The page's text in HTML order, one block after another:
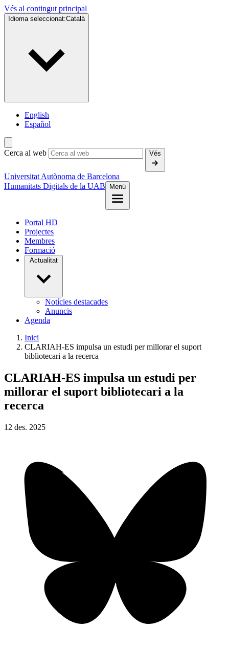
Vés al contingut principal
Idioma seleccionat:Català
English
Español
Cerca al web Vés
Universitat Autònoma de Barcelona
Humanitats Digitals de la UAB
Menú
Portal HD
Projectes
Membres
Formació
Actualitat
Notícies destacades
Anuncis
Agenda
Inici
CLARIAH-ES impulsa un estudi per millorar el suport
bibliotecari a la recerca
CLARIAH-ES impulsa un estudi per
millorar el suport bibliotecari a la
recerca
12 des. 2025